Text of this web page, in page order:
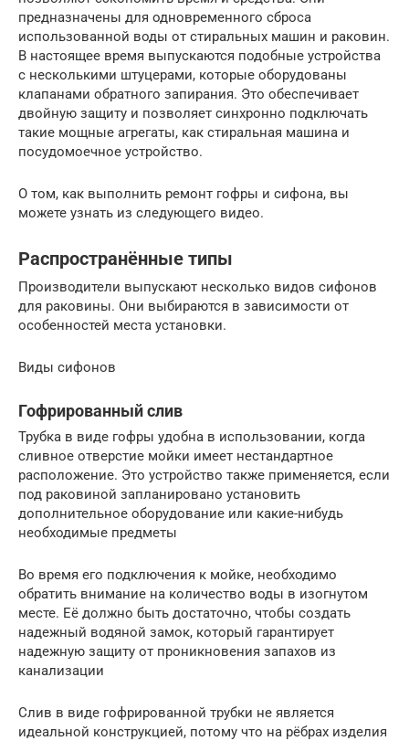
предназначены для одновременного сброса
использованной воды от стиральных машин и раковин.
В настоящее время выпускаются подобные устройства
с несколькими штуцерами, которые оборудованы
клапанами обратного запирания. Это обеспечивает
двойную защиту и позволяет синхронно подключать
такие мощные агрегаты, как стиральная машина и
посудомоечное устройство.
О том, как выполнить ремонт гофры и сифона, вы
можете узнать из следующего видео.
Распространённые типы
Производители выпускают несколько видов сифонов
для раковины. Они выбираются в зависимости от
особенностей места установки.
Виды сифонов
Гофрированный слив
Трубка в виде гофры удобна в использовании, когда
сливное отверстие мойки имеет нестандартное
расположение. Это устройство также применяется, если
под раковиной запланировано установить
дополнительное оборудование или какие-нибудь
необходимые предметы
Во время его подключения к мойке, необходимо
обратить внимание на количество воды в изогнутом
месте. Её должно быть достаточно, чтобы создать
надежный водяной замок, который гарантирует
надежную защиту от проникновения запахов из
канализации
Слив в виде гофрированной трубки не является
идеальной конструкцией, потому что на рёбрах изделия